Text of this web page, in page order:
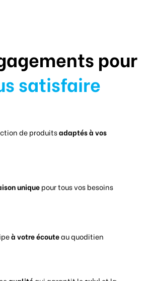
pour
satisfaire
de produitsadaptés à vos
uniquepour tous vos besoins
à votre écouteau quoditien